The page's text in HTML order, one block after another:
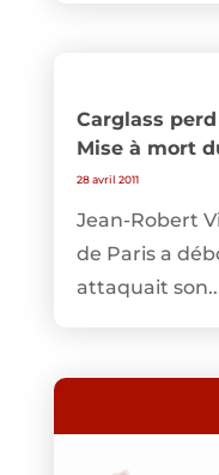
Carglass
Mise à mort
28 avril 2011
Jean-Robert
de Paris a
attaquait